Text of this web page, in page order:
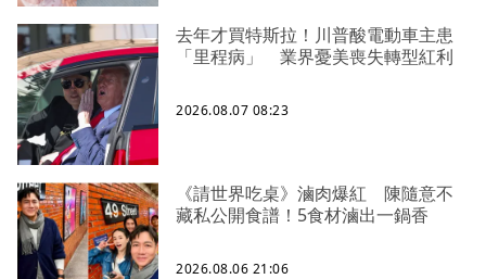
去年才買特斯拉！川普酸電動車主患
「里程病」 業界憂美喪失轉型紅利
2026.08.07 08:23
《請世界吃桌》滷肉爆紅 陳隨意不
藏私公開食譜！5食材滷出一鍋香
2026.08.06 21:06